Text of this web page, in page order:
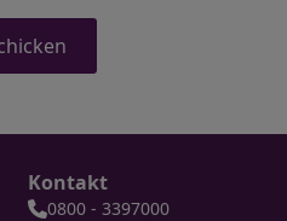
Kontakt
0800 - 3397000